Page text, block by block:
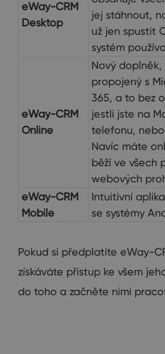
eWay-CRM
Desktop
jej stáhnout,
už jen spustit
systém
eWay-CRM
Online
Nový
propojený s
365, a to bez
jestli jste na
telefonu,
Navíc máte
běží ve všech
webových
eWay-CRM
Mobile
Intuitivní
se systémy
Pokud si předplatíte eWay-
získáváte přístup ke všem
do toho a začněte nimi